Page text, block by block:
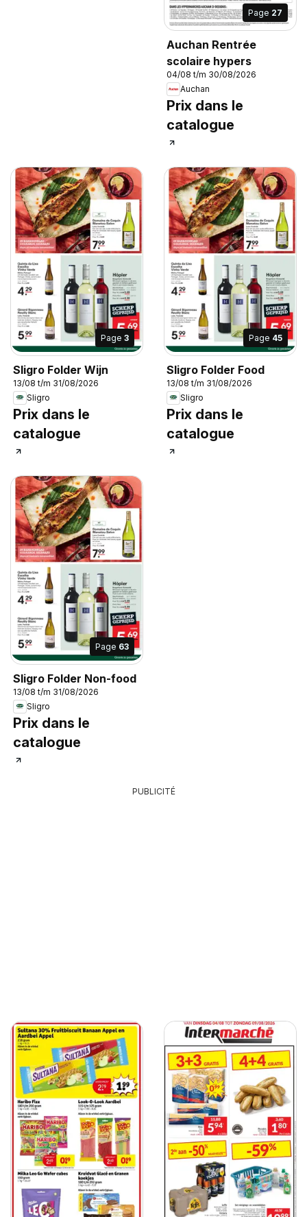
Page 27
Auchan Rentrée
scolaire hypers
04/08 t/m 30/08/2026
Auchan
Prix dans le
catalogue
Page 3
Sligro Folder Wijn
13/08 t/m 31/08/2026
Sligro
Prix dans le
catalogue
Page 45
Sligro Folder Food
13/08 t/m 31/08/2026
Sligro
Prix dans le
catalogue
Page 63
Sligro Folder Non-food
13/08 t/m 31/08/2026
Sligro
Prix dans le
catalogue
PUBLICITÉ